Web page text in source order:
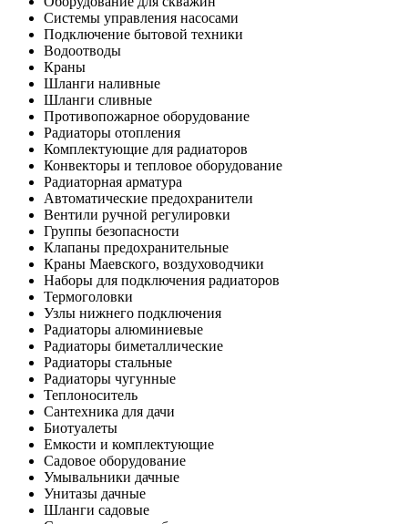
Системы управления насосами
Подключение бытовой техники
Водоотводы
Краны
Шланги наливные
Шланги сливные
Противопожарное оборудование
Радиаторы отопления
Комплектующие для радиаторов
Конвекторы и тепловое оборудование
Радиаторная арматура
Автоматические предохранители
Вентили ручной регулировки
Группы безопасности
Клапаны предохранительные
Краны Маевского, воздуховодчики
Наборы для подключения радиаторов
Термоголовки
Узлы нижнего подключения
Радиаторы алюминиевые
Радиаторы биметаллические
Радиаторы стальные
Радиаторы чугунные
Теплоноситель
Сантехника для дачи
Биотуалеты
Емкости и комплектующие
Садовое оборудование
Умывальники дачные
Унитазы дачные
Шланги садовые